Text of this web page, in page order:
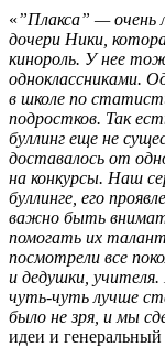
«”Плакса” — очень
дочери Ники,
кинороль. У нее
одноклассниками.
в школе по
подростков. Так
буллинг еще не
доставалось от
на конкурсы. Наш
буллинге, его
важно быть
помогать их
посмотрели все
и дедушки, учителя.
чуть-чуть лучше
было не зря, и мы
идеи и